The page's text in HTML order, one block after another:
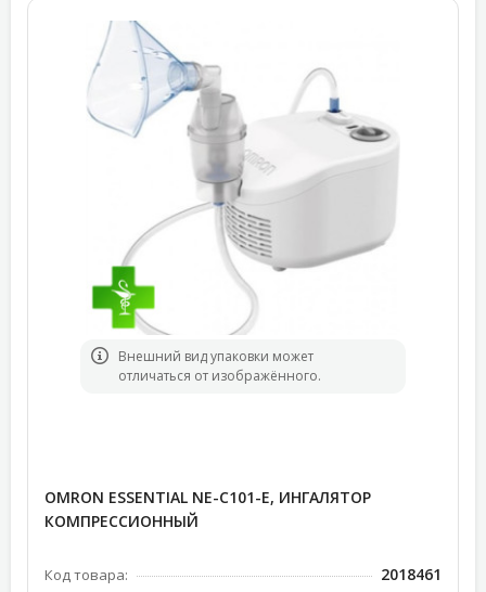
Bнешний вид упаковки может
отличаться от изображённого.
OMRON ESSENTIAL NE-C101-E, ИНГАЛЯТОР
КОМПРЕССИОННЫЙ
Код товара: 2018461